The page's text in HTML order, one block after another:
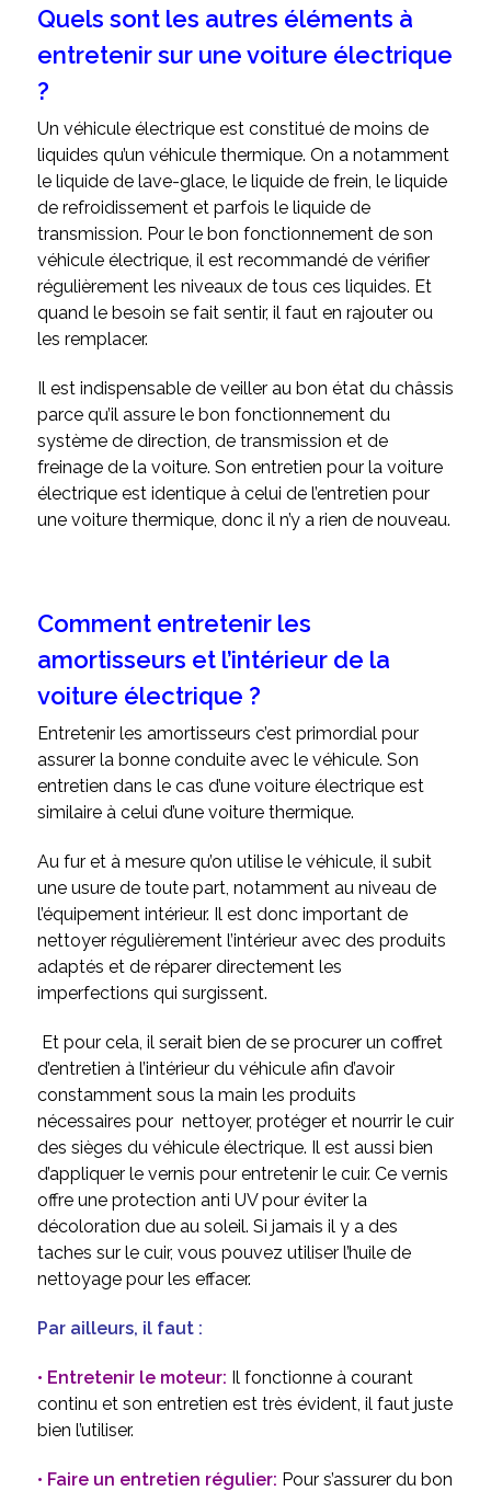
Quels sont les autres éléments à
entretenir sur une voiture électrique
?
Un véhicule électrique est constitué de moins de
liquides qu’un véhicule thermique. On a notamment
le liquide de lave-glace, le liquide de frein, le liquide
de refroidissement et parfois le liquide de
transmission. Pour le bon fonctionnement de son
véhicule électrique, il est recommandé de vérifier
régulièrement les niveaux de tous ces liquides. Et
quand le besoin se fait sentir, il faut en rajouter ou
les remplacer.
Il est indispensable de veiller au bon état du châssis
parce qu’il assure le bon fonctionnement du
système de direction, de transmission et de
freinage de la voiture. Son entretien pour la voiture
électrique est identique à celui de l’entretien pour
une voiture thermique, donc il n’y a rien de nouveau.
Comment entretenir les
amortisseurs et l’intérieur de la
voiture électrique ?
Entretenir les amortisseurs c’est primordial pour
assurer la bonne conduite avec le véhicule. Son
entretien dans le cas d’une voiture électrique est
similaire à celui d’une voiture thermique.
Au fur et à mesure qu’on utilise le véhicule, il subit
une usure de toute part, notamment au niveau de
l’équipement intérieur. Il est donc important de
nettoyer régulièrement l’intérieur avec des produits
adaptés et de réparer directement les
imperfections qui surgissent.
Et pour cela, il serait bien de se procurer un coffret
d’entretien à l’intérieur du véhicule afin d’avoir
constamment sous la main les produits
nécessaires pour nettoyer, protéger et nourrir le cuir
des sièges du véhicule électrique. Il est aussi bien
d’appliquer le vernis pour entretenir le cuir. Ce vernis
offre une protection anti UV pour éviter la
décoloration due au soleil. Si jamais il y a des
taches sur le cuir, vous pouvez utiliser l’huile de
nettoyage pour les effacer.
Par ailleurs, il faut :
• Entretenir le moteur: Il fonctionne à courant
continu et son entretien est très évident, il faut juste
bien l’utiliser.
• Faire un entretien régulier: Pour s’assurer du bon